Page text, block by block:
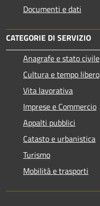
Documenti e dati
CATEGORIE DI SERVIZIO
Anagrafe e stato civile
Cultura e tempo libero
Vita lavorativa
Imprese e Commercio
Appalti pubblici
Catasto e urbanistica
Turismo
Mobilità e trasporti